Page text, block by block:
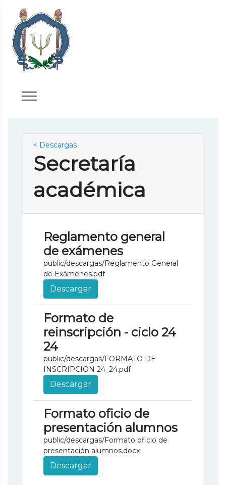
< Descargas
Secretaría
académica
Reglamento general
de exámenes
public/descargas/Reglamento General
de Exámenes.pdf
Descargar
Formato de
reinscripción - ciclo 24
24
public/descargas/FORMATO DE
INSCRIPCION 24_24.pdf
Descargar
Formato oficio de
presentación alumnos
public/descargas/Formato oficio de
presentación alumnos.docx
Descargar